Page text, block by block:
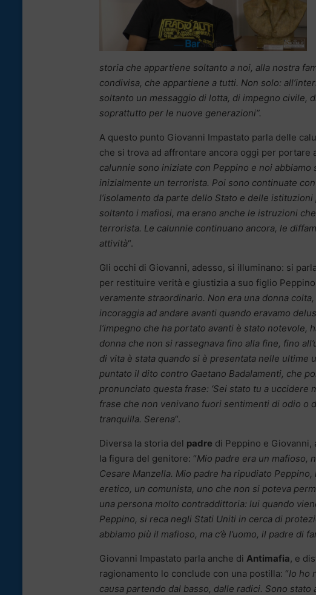
storia che appartiene soltanto a noi, alla nostra
condivisa, che appartiene a tutti. Non solo:
soltanto un messaggio di lotta, di impegno civile,
soprattutto per le nuove generazioni”.
A questo punto Giovanni Impastato parla delle
che si trova ad affrontare ancora oggi per portare
calunnie sono iniziate con Peppino e noi
inizialmente un terrorista. Poi sono continuate
l’isolamento da parte dello Stato e delle
soltanto i mafiosi, ma erano anche le istruzioni
terrorista. Le calunnie continuano ancora, le
attività“.
Gli occhi di Giovanni, adesso, si illuminano: si
per restituire verità e giustizia a suo figlio
veramente straordinario. Non era una donna
incoraggia ad andare avanti quando eravamo
l’impegno che ha portato avanti è stato notevole,
donna che non si rassegnava fino alla fine, fino
di vita è stata quando si è presentata nelle
puntato il dito contro Gaetano Badalamenti, che
pronunciato questa frase: ‘Sei stato tu a uccidere
frase che non venivano fuori sentimenti di odio o
tranquilla. Serena“.
Diversa la storia del padre di Peppino e Giovanni,
la figura del genitore: “Mio padre era un mafioso,
Cesare Manzella. Mio padre ha ripudiato
eretico, un comunista, uno che non si poteva
una persona molto contraddittoria: lui quando
Peppino, si reca negli Stati Uniti in cerca di
abbiamo più il mafioso, ma c’è l’uomo, il padre di
Giovanni Impastato parla anche di Antimafia, e
ragionamento lo conclude con una postilla: “Io ho
causa partendo dal basso, dalle radici. Sono